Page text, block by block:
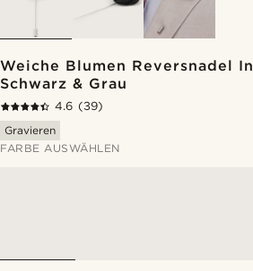
Weiche Blumen Reversnadel In
Schwarz & Grau
4.6 (39)
Gravieren
FARBE AUSWÄHLEN